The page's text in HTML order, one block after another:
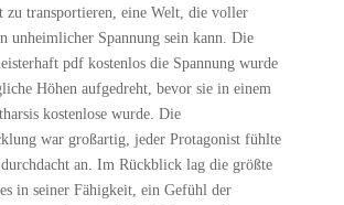
zu transportieren, eine Welt, die voller
unheimlicher Spannung sein kann. Die
pdf kostenlos die Spannung wurde
Höhen aufgedreht, bevor sie in einem
kostenlose wurde. Die
war großartig, jeder Protagonist fühlte
an. Im Rückblick lag die größte
in seiner Fähigkeit, ein Gefühl der